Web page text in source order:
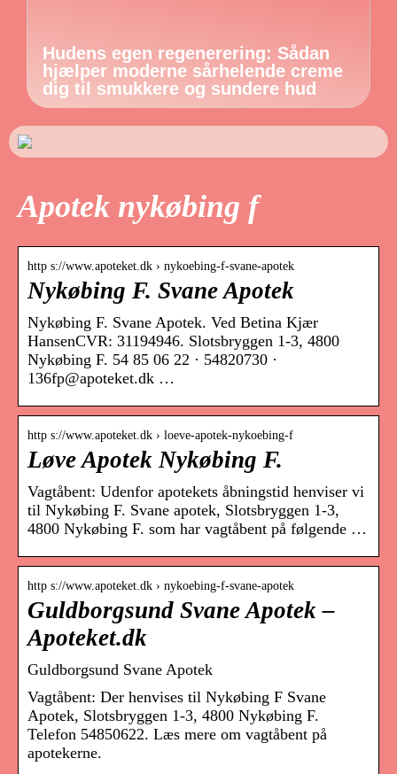
Hudens egen regenerering: Sådan
hjælper moderne sårhelende creme
dig til smukkere og sundere hud
Apotek nykøbing f
http s://www.apoteket.dk › nykoebing-f-svane-apotek
Nykøbing F. Svane Apotek
Nykøbing F. Svane Apotek. Ved Betina Kjær
HansenCVR: 31194946. Slotsbryggen 1-3, 4800
Nykøbing F. 54 85 06 22 · 54820730 ·
136fp@apoteket.dk …
http s://www.apoteket.dk › loeve-apotek-nykoebing-f
Løve Apotek Nykøbing F.
Vagtåbent: Udenfor apotekets åbningstid henviser vi
til Nykøbing F. Svane apotek, Slotsbryggen 1-3,
4800 Nykøbing F. som har vagtåbent på følgende …
http s://www.apoteket.dk › nykoebing-f-svane-apotek
Guldborgsund Svane Apotek –
Apoteket.dk
Guldborgsund Svane Apotek
Vagtåbent: Der henvises til Nykøbing F Svane
Apotek, Slotsbryggen 1-3, 4800 Nykøbing F.
Telefon 54850622. Læs mere om vagtåbent på
apotekerne.